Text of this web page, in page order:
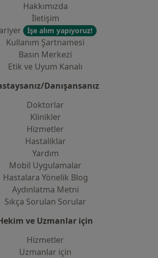
Hakkımızda
İletişim
İşe alım yapıyoruz!
Kullanım Şartnamesi
Basın Merkezi
Etik ve Uyum Kanalı
Danışansanız
Doktorlar
Klinikler
Hizmetler
Hastaliklar
Yardım
Mobil Uygulamalar
Hastalara Yönelik Blog
Aydınlatma Metni
Sıkça Sorulan Sorular
ve Uzmanlar için
Hizmetler
Uzmanlar için